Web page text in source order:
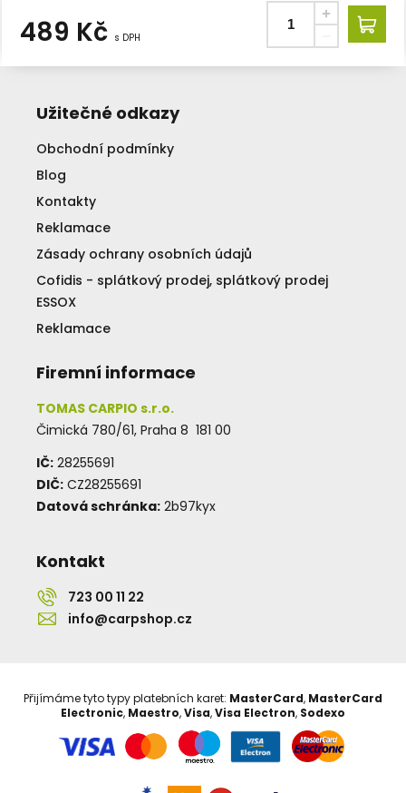
489 Kč s DPH
Užitečné odkazy
Obchodní podmínky
Blog
Kontakty
Reklamace
Zásady ochrany osobních údajů
Cofidis - splátkový prodej, splátkový prodej
ESSOX
Reklamace
Firemní informace
TOMAS CARPIO s.r.o.
Čimická 780/61, Praha 8 181 00
IČ: 28255691
DIČ: CZ28255691
Datová schránka: 2b97kyx
Kontakt
723 00 11 22
info@carpshop.cz
Přijímáme tyto typy platebních karet: MasterCard, MasterCard
Electronic, Maestro,Visa,Visa Electron, Sodexo